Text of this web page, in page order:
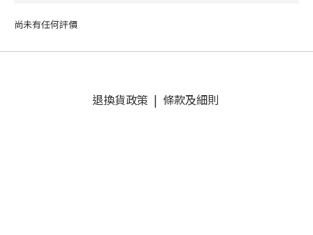
尚未有任何評價
退換貨政策 | 條款及細則